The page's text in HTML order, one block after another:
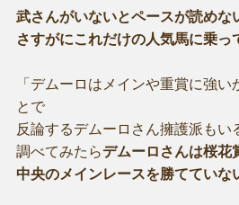
武さんがいないとペースが読めな
さすがにこれだけの人気馬に乗っ
「デムーロはメインや重賞に強い
とで
反論するデムーロさん擁護派もい
調べてみたらデムーロさんは桜花
中央のメインレースを勝てていな